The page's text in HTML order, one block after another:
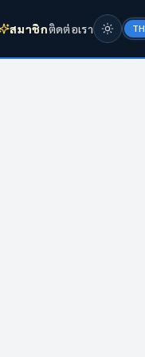
สมาชิกติดต่อเรา TH